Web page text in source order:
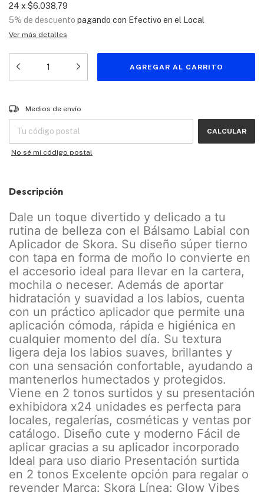
24 x$6.038,79
5% de descuento pagando con Efectivo en el Local
Ver más detalles
Entregas para el CP:
Medios de envío
CALCULAR
No sé mi código postal
Descripción
Dale un toque divertido y delicado a tu
rutina de belleza con el Bálsamo Labial con
Aplicador de Skora. Su diseño súper tierno
con tapa en forma de moño lo convierte en
el accesorio ideal para llevar en la cartera,
mochila o neceser. Además de aportar
hidratación y suavidad a los labios, cuenta
con un práctico aplicador que permite una
aplicación cómoda, rápida e higiénica en
cualquier momento del día. Su textura
ligera deja los labios suaves, brillantes y
con una sensación confortable, ayudando a
mantenerlos humectados y protegidos.
Viene en 2 tonos surtidos y su presentación
exhibidora x24 unidades es perfecta para
locales, regalerías, cosméticas y ventas por
catálogo. Diseño cute y moderno Fácil de
aplicar gracias a su aplicador incorporado
Ideal para uso diario Presentación surtida
en 2 tonos Excelente opción para regalar o
revender Marca: Skora Línea: Glow Vibes